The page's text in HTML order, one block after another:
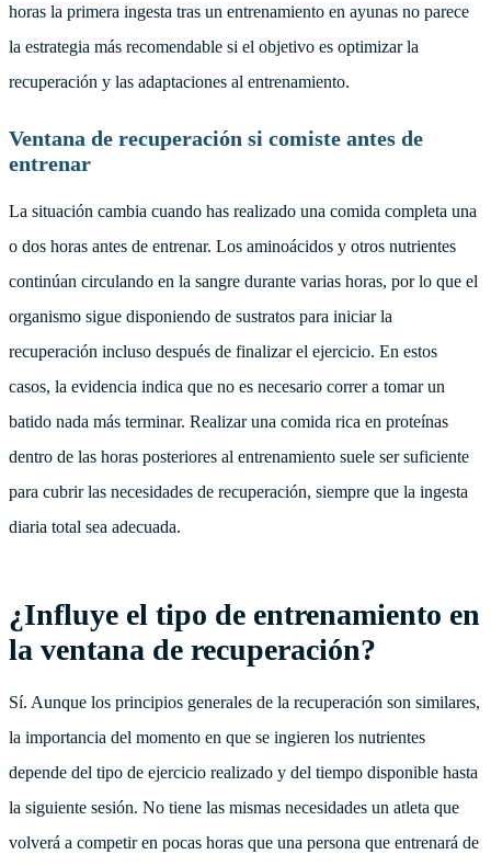
horas la primera ingesta tras un entrenamiento en ayunas no parece
la estrategia más recomendable si el objetivo es optimizar la
recuperación y las adaptaciones al entrenamiento.
Ventana de recuperación si comiste antes de
entrenar
La situación cambia cuando has realizado una comida completa una
o dos horas antes de entrenar. Los aminoácidos y otros nutrientes
continúan circulando en la sangre durante varias horas, por lo que el
organismo sigue disponiendo de sustratos para iniciar la
recuperación incluso después de finalizar el ejercicio. En estos
casos, la evidencia indica que no es necesario correr a tomar un
batido nada más terminar. Realizar una comida rica en proteínas
dentro de las horas posteriores al entrenamiento suele ser suficiente
para cubrir las necesidades de recuperación, siempre que la ingesta
diaria total sea adecuada.
¿Influye el tipo de entrenamiento en
la ventana de recuperación?
Sí. Aunque los principios generales de la recuperación son similares,
la importancia del momento en que se ingieren los nutrientes
depende del tipo de ejercicio realizado y del tiempo disponible hasta
la siguiente sesión. No tiene las mismas necesidades un atleta que
volverá a competir en pocas horas que una persona que entrenará de